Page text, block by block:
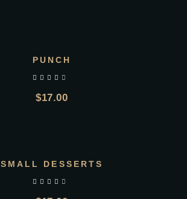
PUNCH
$17.00
SMALL DESSERTS